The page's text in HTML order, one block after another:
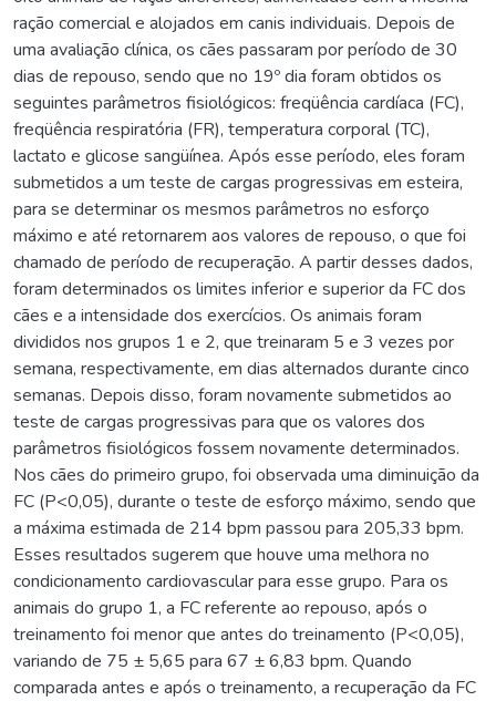
ração comercial e alojados em canis individuais. Depois de
uma avaliação clínica, os cães passaram por período de 30
dias de repouso, sendo que no 19º dia foram obtidos os
seguintes parâmetros fisiológicos: freqüência cardíaca (FC),
freqüência respiratória (FR), temperatura corporal (TC),
lactato e glicose sangüínea. Após esse período, eles foram
submetidos a um teste de cargas progressivas em esteira,
para se determinar os mesmos parâmetros no esforço
máximo e até retornarem aos valores de repouso, o que foi
chamado de período de recuperação. A partir desses dados,
foram determinados os limites inferior e superior da FC dos
cães e a intensidade dos exercícios. Os animais foram
divididos nos grupos 1 e 2, que treinaram 5 e 3 vezes por
semana, respectivamente, em dias alternados durante cinco
semanas. Depois disso, foram novamente submetidos ao
teste de cargas progressivas para que os valores dos
parâmetros fisiológicos fossem novamente determinados.
Nos cães do primeiro grupo, foi observada uma diminuição da
FC (P<0,05), durante o teste de esforço máximo, sendo que
a máxima estimada de 214 bpm passou para 205,33 bpm.
Esses resultados sugerem que houve uma melhora no
condicionamento cardiovascular para esse grupo. Para os
animais do grupo 1, a FC referente ao repouso, após o
treinamento foi menor que antes do treinamento (P<0,05),
variando de 75 ± 5,65 para 67 ± 6,83 bpm. Quando
comparada antes e após o treinamento, a recuperação da FC